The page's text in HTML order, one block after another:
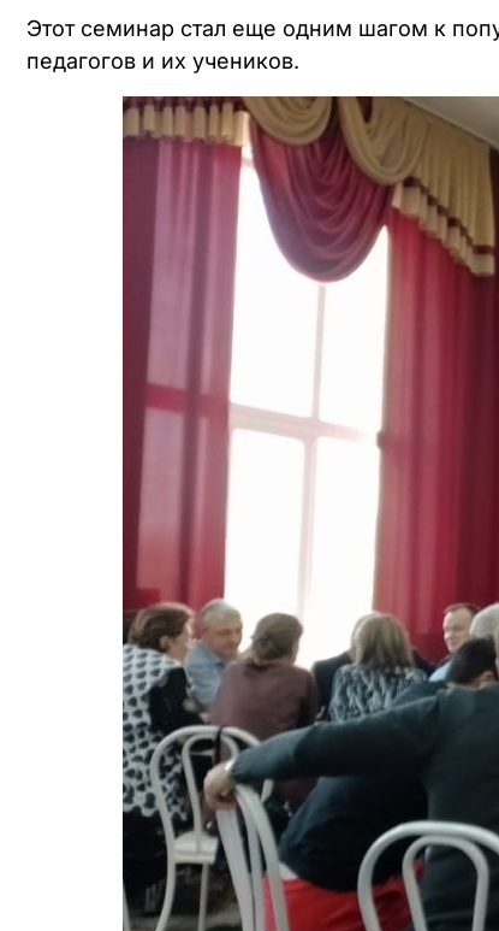
Этот семинар стал еще одним шагом к
педагогов и их учеников.